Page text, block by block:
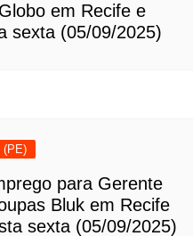
em Recife e
sexta (05/09/2025)
(PE)
para Gerente
Bluk em Recife
sexta (05/09/2025)